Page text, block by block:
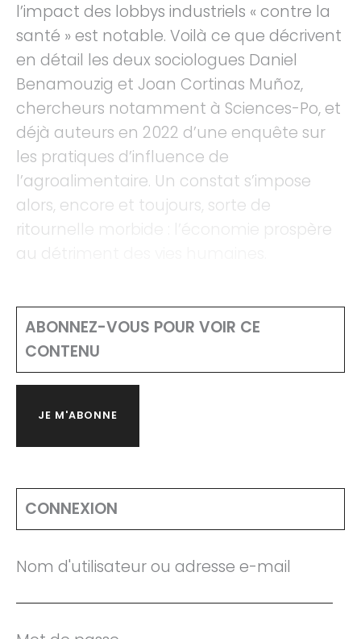
l’impact des lobbys industriels « contre la
santé » est notable. Voilà ce que décrivent
en détail les deux sociologues Daniel
Benamouzig et Joan Cortinas Muñoz,
chercheurs notamment à Sciences-Po, et
déjà auteurs en 2022 d’une enquête sur
les pratiques d’influence de
l’agroalimentaire. Un constat s’impose
alors, encore et toujours, sorte de
ritournelle morbide : l’économie prospère
au détriment des vies humaines.
ABONNEZ-VOUS POUR VOIR CE
CONTENU
JE M'ABONNE
CONNEXION
Nom d'utilisateur ou adresse e-mail